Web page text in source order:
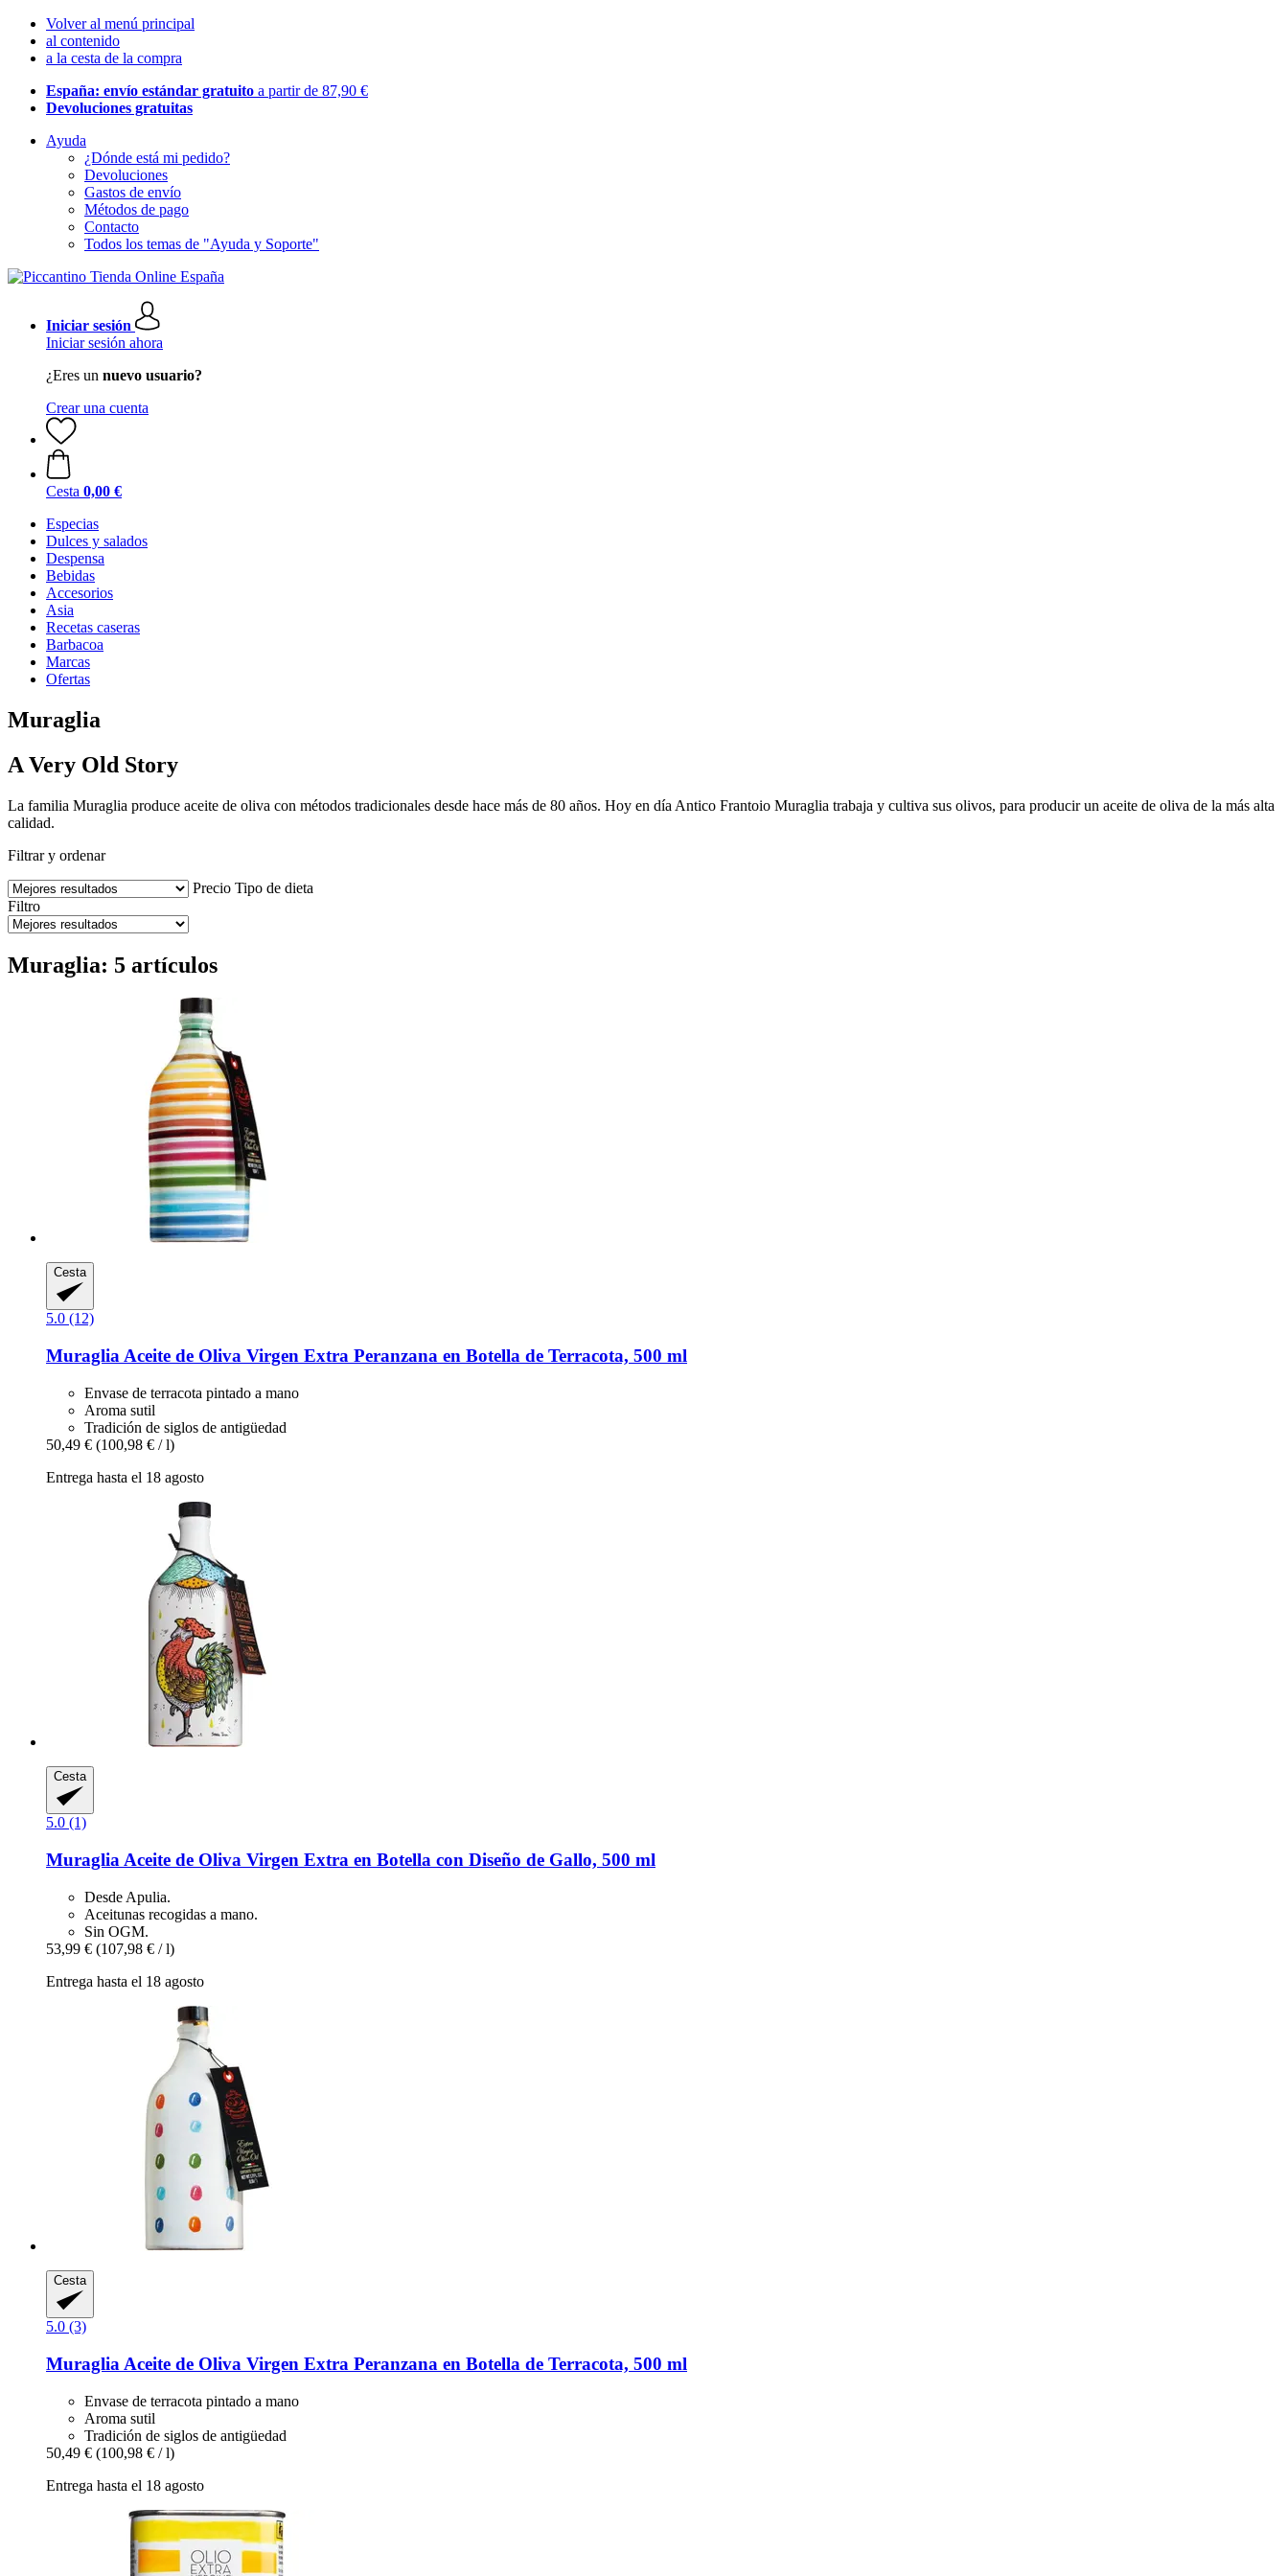
Volver al menú principal
al contenido
a la cesta de la compra
España: envío estándar gratuito a partir de 87,90 €
Devoluciones gratuitas
Ayuda
¿Dónde está mi pedido?
Devoluciones
Gastos de envío
Métodos de pago
Contacto
Todos los temas de "Ayuda y Soporte"
Iniciar sesión
Iniciar sesión ahora
¿Eres un nuevo usuario?
Crear una cuenta
Cesta 0,00 €
Especias
Dulces y salados
Despensa
Bebidas
Accesorios
Asia
Recetas caseras
Barbacoa
Marcas
Ofertas
Muraglia
A Very Old Story
La familia Muraglia produce aceite de oliva con métodos tradicionales desde hace más de 80 años. Hoy en día Antico Frantoio Muraglia trabaja y cultiva sus olivos, para producir un aceite de oliva de la más alta
calidad.
Filtrar y ordenar
Precio Tipo de dieta
Filtro
Muraglia: 5 artículos
Cesta
5.0 (12)
Muraglia Aceite de Oliva Virgen Extra Peranzana en Botella de Terracota, 500 ml
Envase de terracota pintado a mano
Aroma sutil
Tradición de siglos de antigüedad
50,49 € (100,98 € / l)
Entrega hasta el 18 agosto
Cesta
5.0 (1)
Muraglia Aceite de Oliva Virgen Extra en Botella con Diseño de Gallo, 500 ml
Desde Apulia.
Aceitunas recogidas a mano.
Sin OGM.
53,99 € (107,98 € / l)
Entrega hasta el 18 agosto
Cesta
5.0 (3)
Muraglia Aceite de Oliva Virgen Extra Peranzana en Botella de Terracota, 500 ml
Envase de terracota pintado a mano
Aroma sutil
Tradición de siglos de antigüedad
50,49 € (100,98 € / l)
Entrega hasta el 18 agosto